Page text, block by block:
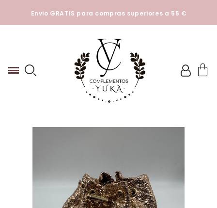
podamos mejorar su experiencia en nuestros sitios.
VerPolitica de cookies
Envio GRATIS para compras superiores a 55 €